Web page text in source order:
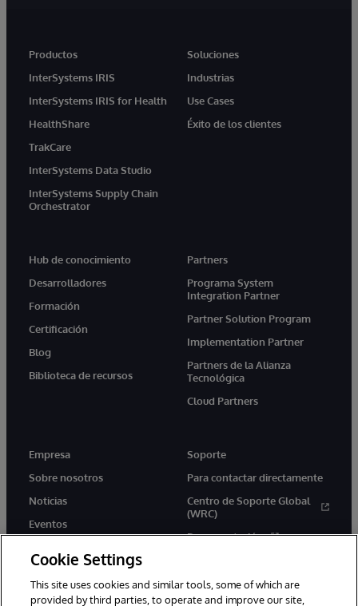
Productos
InterSystems IRIS
InterSystems IRIS for Health
HealthShare
TrakCare
InterSystems Data Studio
InterSystems Supply Chain
Orchestrator
Soluciones
Industrias
Use Cases
Éxito de los clientes
Hub de conocimiento
Desarrolladores
Formación
Certificación
Blog
Biblioteca de recursos
Partners
Programa System
Integration Partner
Partner Solution Program
Implementation Partner
Partners de la Alianza
Tecnológica
Cloud Partners
Empresa
Sobre nosotros
Noticias
Eventos
Soporte
Para contactar directamente
Centro de Soporte Global
(WRC)
Documentación
Cookie Settings
This site uses cookies and similar tools, some of which are
provided by third parties, to operate and improve our site,